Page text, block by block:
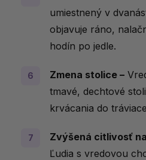
umiestnený v
objavuje ráno,
hodín po jedle.
Zmena stolice –
tmavé, dechtové
krvácania do
Zvýšená citlivosť
Ľudia s vredovou